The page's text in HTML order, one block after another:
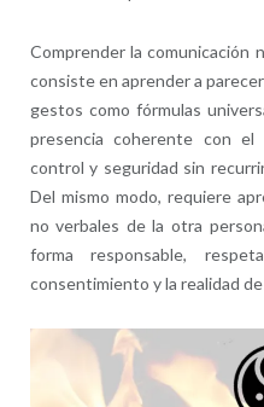
Comprender la comunicación
consiste en aprender a
gestos como fórmulas
presencia coherente con el
control y seguridad sin
Del mismo modo, requiere
no verbales de la otra
forma responsable,
consentimiento y la realidad de